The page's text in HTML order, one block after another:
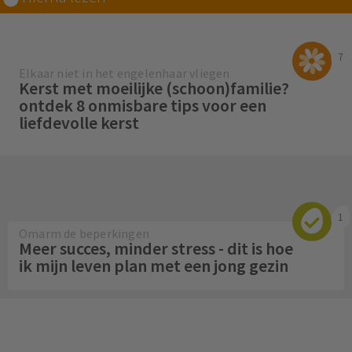
7
Elkaar niet in het engelenhaar vliegen
Kerst met moeilijke (schoon)familie?
ontdek 8 onmisbare tips voor een
liefdevolle kerst
1
Omarm de beperkingen
Meer succes, minder stress - dit is hoe
ik mijn leven plan met een jong gezin